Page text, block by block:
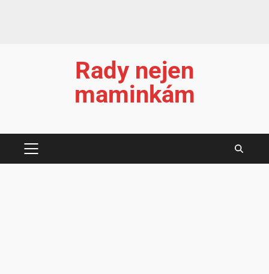
Rady nejen
maminkám